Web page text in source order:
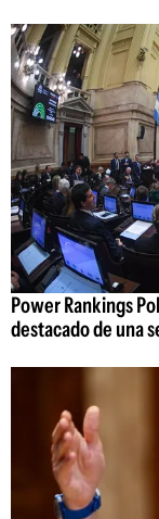
Power Rankings
destacado de una